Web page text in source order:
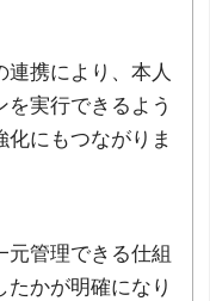
連携により、本人
実行できるよう
にもつながりま
元管理できる仕組
かが明確になり